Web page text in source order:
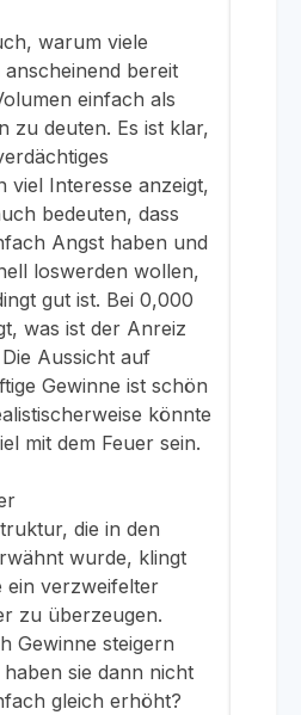
warum viele
bereit
einfach als
zu deuten. Es ist klar,
viel Interesse anzeigt,
bedeuten, dass
Angst haben und
loswerden wollen,
gut ist. Bei 0,000
was ist der Anreiz
Aussicht auf
Gewinne ist schön
könnte
mit dem Feuer sein.
die in den
wurde, klingt
ein verzweifelter
zu überzeugen.
Gewinne steigern
sie dann nicht
gleich erhöht?